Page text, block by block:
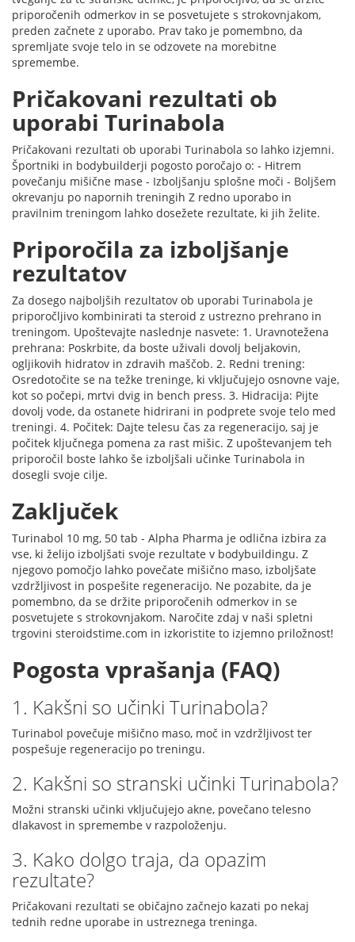
priporočenih odmerkov in se posvetujete s strokovnjakom,
preden začnete z uporabo. Prav tako je pomembno, da
spremljate svoje telo in se odzovete na morebitne
spremembe.
Pričakovani rezultati ob
uporabi Turinabola
Pričakovani rezultati ob uporabi Turinabola so lahko izjemni.
Športniki in bodybuilderji pogosto poročajo o: - Hitrem
povečanju mišične mase - Izboljšanju splošne moči - Boljšem
okrevanju po napornih treningih Z redno uporabo in
pravilnim treningom lahko dosežete rezultate, ki jih želite.
Priporočila za izboljšanje
rezultatov
Za dosego najboljših rezultatov ob uporabi Turinabola je
priporočljivo kombinirati ta steroid z ustrezno prehrano in
treningom. Upoštevajte naslednje nasvete: 1. Uravnotežena
prehrana: Poskrbite, da boste uživali dovolj beljakovin,
ogljikovih hidratov in zdravih maščob. 2. Redni trening:
Osredotočite se na težke treninge, ki vključujejo osnovne vaje,
kot so počepi, mrtvi dvig in bench press. 3. Hidracija: Pijte
dovolj vode, da ostanete hidrirani in podprete svoje telo med
treningi. 4. Počitek: Dajte telesu čas za regeneracijo, saj je
počitek ključnega pomena za rast mišic. Z upoštevanjem teh
priporočil boste lahko še izboljšali učinke Turinabola in
dosegli svoje cilje.
Zaključek
Turinabol 10 mg, 50 tab - Alpha Pharma je odlična izbira za
vse, ki želijo izboljšati svoje rezultate v bodybuildingu. Z
njegovo pomočjo lahko povečate mišično maso, izboljšate
vzdržljivost in pospešite regeneracijo. Ne pozabite, da je
pomembno, da se držite priporočenih odmerkov in se
posvetujete s strokovnjakom. Naročite zdaj v naši spletni
trgovini steroidstime.com in izkoristite to izjemno priložnost!
Pogosta vprašanja (FAQ)
1. Kakšni so učinki Turinabola?
Turinabol povečuje mišično maso, moč in vzdržljivost ter
pospešuje regeneracijo po treningu.
2. Kakšni so stranski učinki Turinabola?
Možni stranski učinki vključujejo akne, povečano telesno
dlakavost in spremembe v razpoloženju.
3. Kako dolgo traja, da opazim
rezultate?
Pričakovani rezultati se običajno začnejo kazati po nekaj
tednih redne uporabe in ustreznega treninga.